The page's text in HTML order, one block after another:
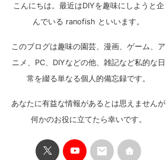
こんにちは。最近はDIYを趣味にしようと企
んでいる ranofish といいます。
このブログは趣味の園芸、漫画、ゲーム、ア
ニメ、PC、DIYなどの他、雑記など私的な日
常を綴る単なる個人的備忘録です。
あなたに有益な情報があるとは思えませんが
何かのお役に立てたら幸いです。